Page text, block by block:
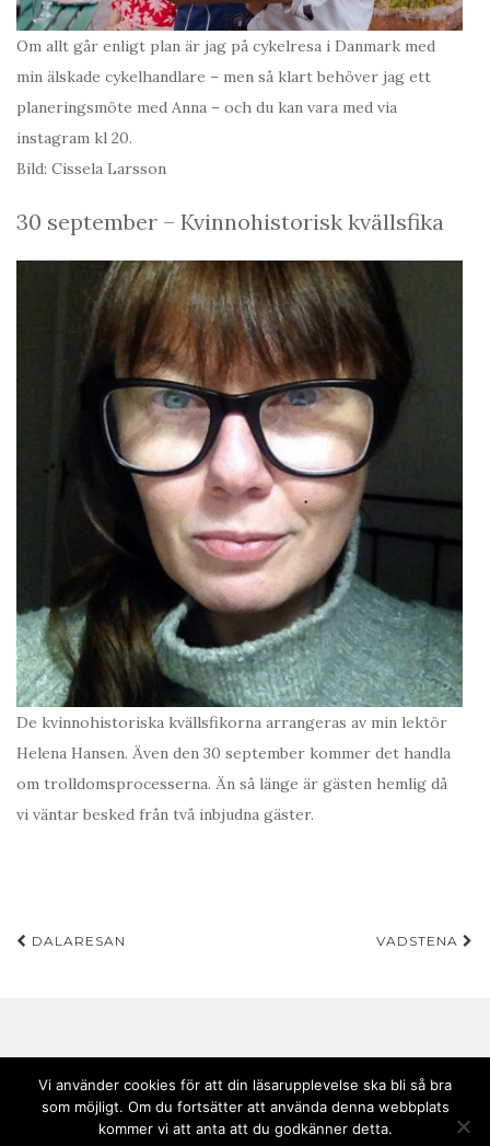
Om allt går enligt plan är jag på cykelresa i Danmark med
min älskade cykelhandlare – men så klart behöver jag ett
planeringsmöte med Anna – och du kan vara med via
instagram kl 20.
Bild: Cissela Larsson
30 september – Kvinnohistorisk kvällsfika
De kvinnohistoriska kvällsfikorna arrangeras av min lektör
Helena Hansen. Även den 30 september kommer det handla
om trolldomsprocesserna. Än så länge är gästen hemlig då
vi väntar besked från två inbjudna gäster.
Inläggsnavigering
DALARESAN VADSTENA
Copyright © 2020 Andebark | Tema avColorlibdrivs med WordPress
Vi använder cookies för att din läsarupplevelse ska bli så bra
som möjligt. Om du fortsätter att använda denna webbplats
kommer vi att anta att du godkänner detta.